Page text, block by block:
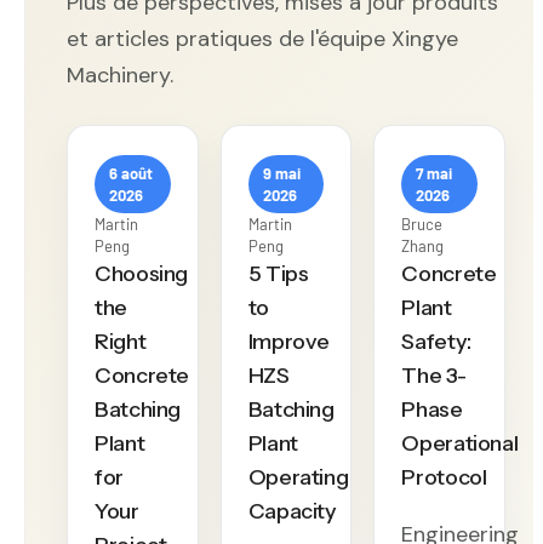
et articles pratiques de l'équipe Xingye
Machinery.
6 août
2026
Martin
Peng
Choosing
the
Right
Concrete
Batching
Plant
for
Your
9 mai
2026
Martin
Peng
5 Tips
to
Improve
HZS
Batching
Plant
Operating
Capacity
7 mai
2026
Bruce
Zhang
Concrete
Plant
Safety:
The 3-
Phase
Operational
Protocol
Engineering